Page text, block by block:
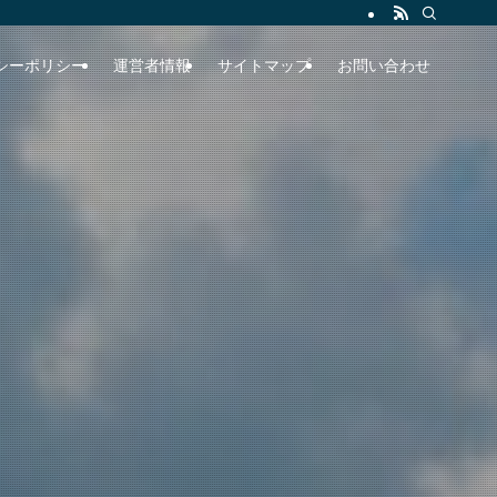
ーポリシー 運営者情報 サイトマップ お問い合わせ